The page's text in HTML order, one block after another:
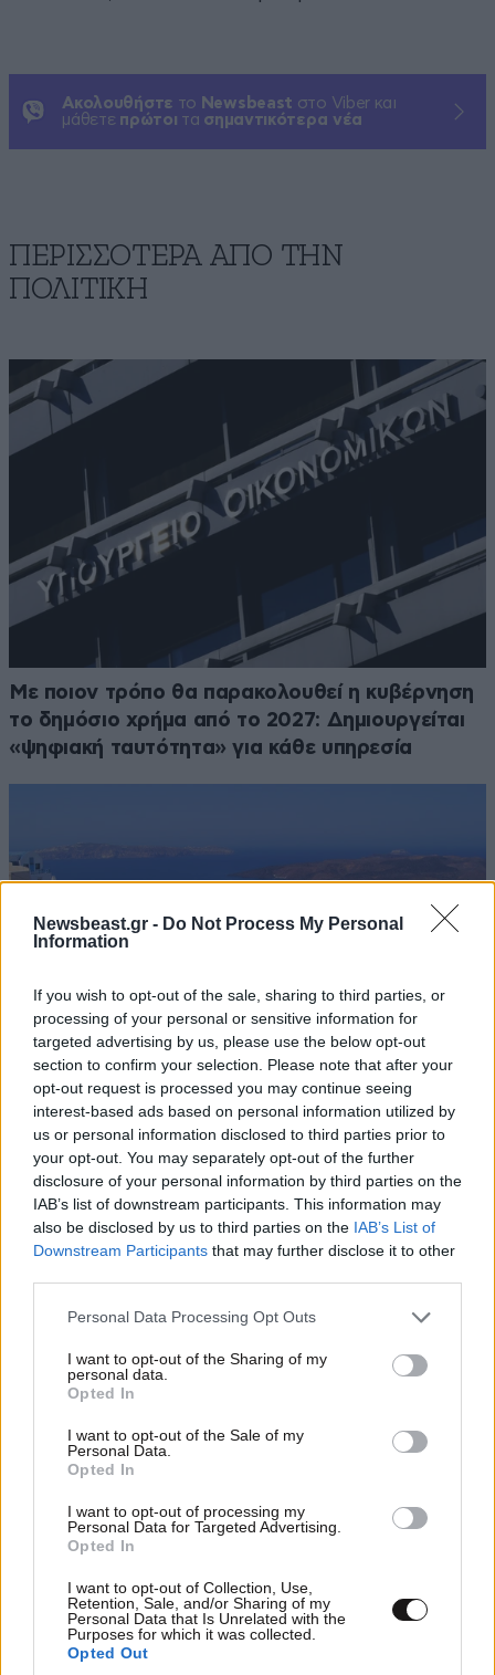
Newsbeast.gr - Do Not Process My Personal
Information
If you wish to opt-out of the sale, sharing to third parties, or
processing of your personal or sensitive information for
targeted advertising by us, please use the below opt-out
section to confirm your selection. Please note that after your
opt-out request is processed you may continue seeing
interest-based ads based on personal information utilized by
us or personal information disclosed to third parties prior to
your opt-out. You may separately opt-out of the further
disclosure of your personal information by third parties on the
IAB’s list of downstream participants. This information may
also be disclosed by us to third parties on the IAB’s List of
Downstream Participants that may further disclose it to other
Please note that this website/app uses one or more Google
not limited to your visit or usage behaviour. You may click to
grant or deny consent to Google and its third-party tags to
use your data for below specified purposes in below Google
consent section.
Personal Data Processing Opt Outs
I want to opt-out of the Sharing of my
personal data.
Opted In
I want to opt-out of the Sale of my
Personal Data.
Opted In
I want to opt-out of processing my
Personal Data for Targeted Advertising.
Opted In
I want to opt-out of Collection, Use,
Retention, Sale, and/or Sharing of my
Personal Data that Is Unrelated with the
Purposes for which it was collected.
Opted Out
Ακολουθήστε το Newsbeast στο Viber και
μάθετε πρώτοι τα σημαντικότερα νέα
ΠΕΡΙΣΣΟΤΕΡΑ ΑΠΟ ΤΗΝ
ΠΟΛΙΤΙΚΗ
Με ποιον τρόπο θα παρακολουθεί η κυβέρνηση
το δημόσιο χρήμα από το 2027: Δημιουργείται
«ψηφιακή ταυτότητα» για κάθε υπηρεσία
Νέο Ειδικό Χωροταξικό για τον Τουρισμό: Οι
νέοι κανόνες και οι ενστάσεις των ξενοδόχων
Μαρία Καρυστιανού – «Ελπίδα για τη
αποχώρησε καταγγέλλοντας αυθαιρεσία στη
λήψη αποφάσεων